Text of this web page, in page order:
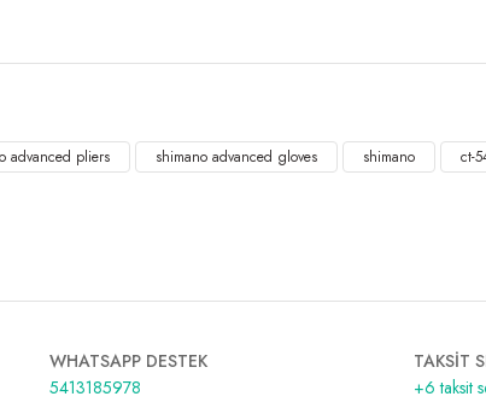
advanced pliers shimano advanced gloves shimano ct-
WHATSAPP DESTEK
5413185978
TAKSİT
+6 taksit